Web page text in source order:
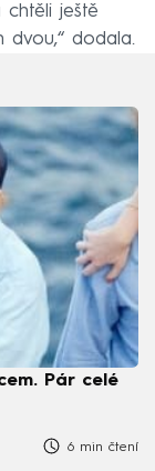
ještě
dvou,“ dodala.
Pár celé
6 min čtení